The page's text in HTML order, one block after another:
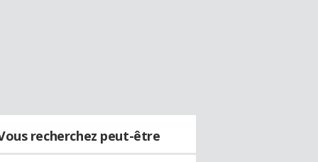
recherchez peut-être